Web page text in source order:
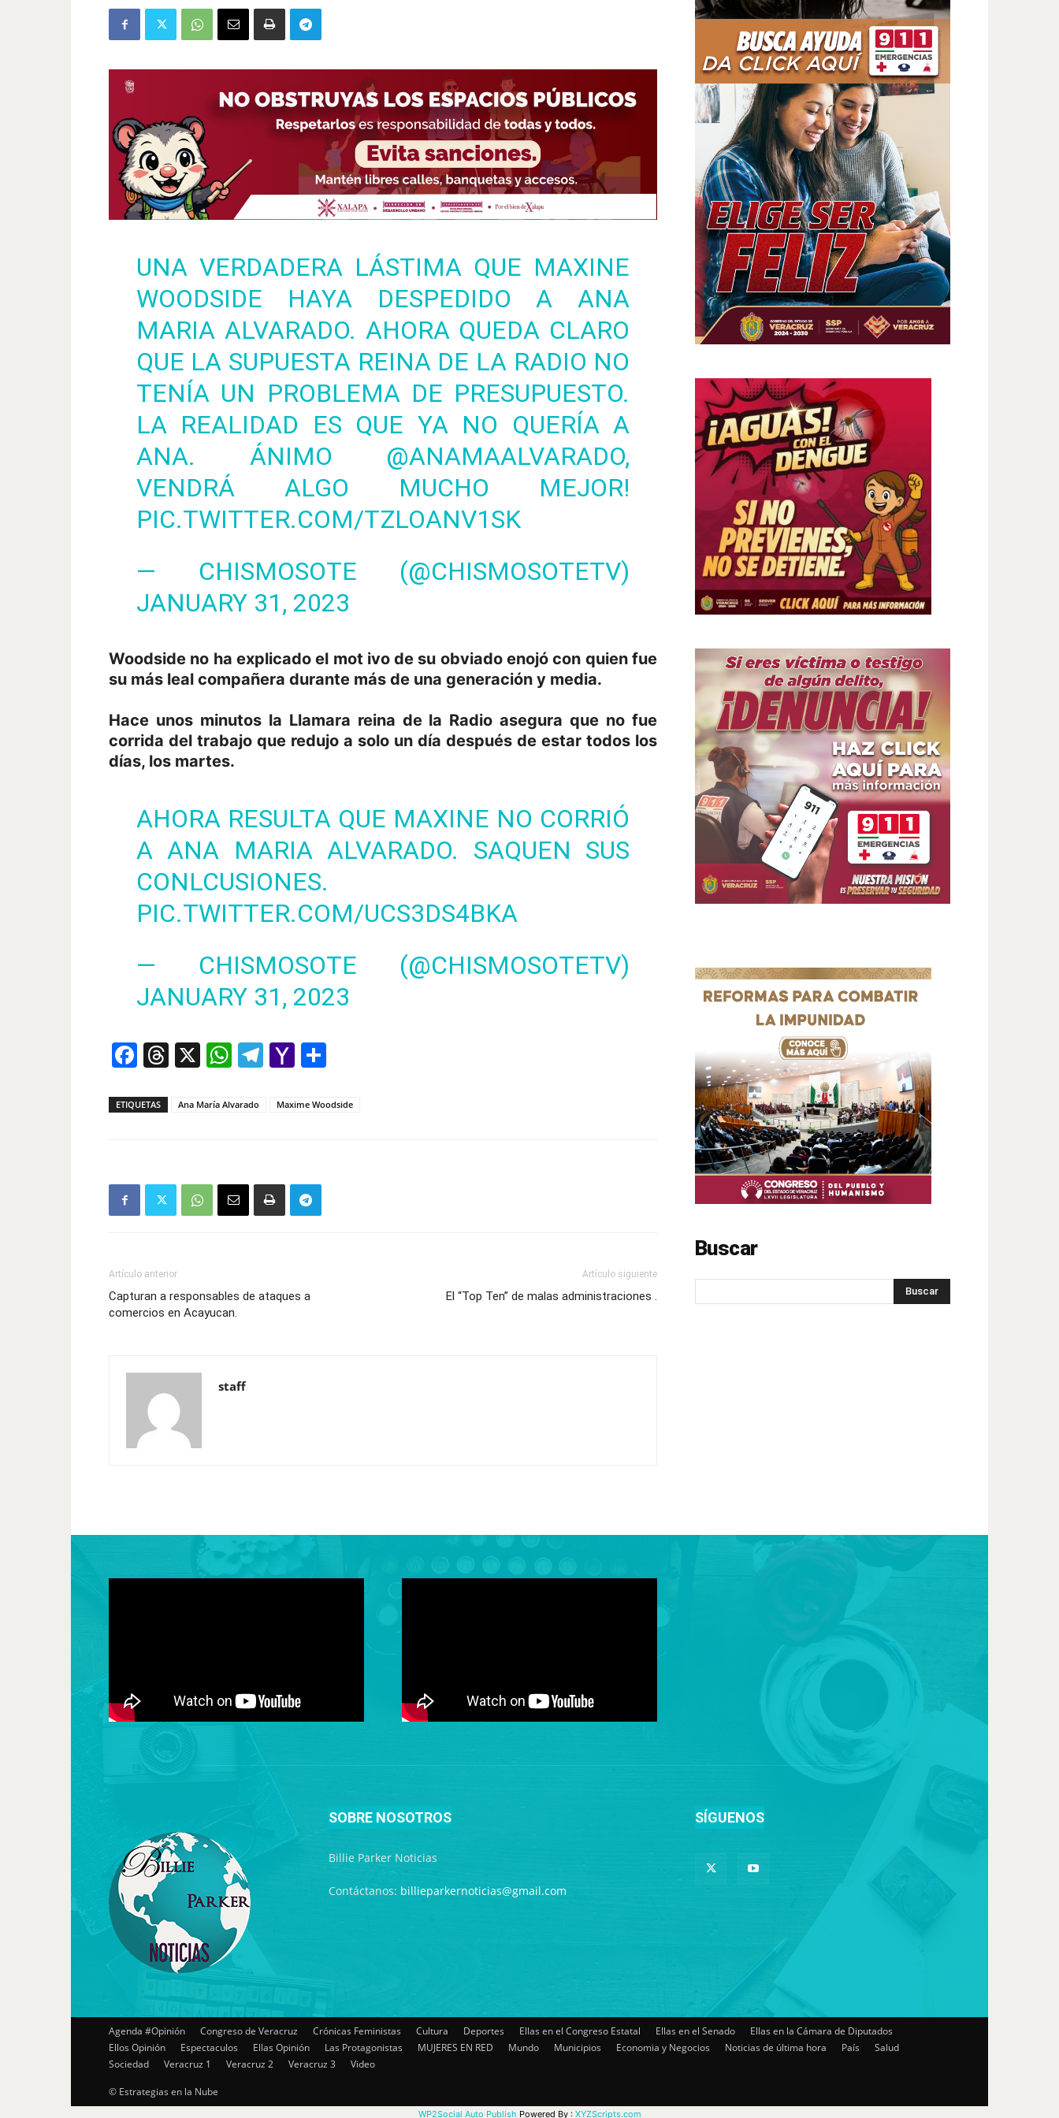
UNA VERDADERA LÁSTIMA QUE MAXINE
WOODSIDE HAYA DESPEDIDO A ANA
MARIA ALVARADO. AHORA QUEDA CLARO
QUE LA SUPUESTA REINA DE LA RADIO NO
TENÍA UN PROBLEMA DE PRESUPUESTO.
LA REALIDAD ES QUE YA NO QUERÍA A
ANA. ÁNIMO @ANAMAALVARADO,
VENDRÁ ALGO MUCHO MEJOR!
PIC.TWITTER.COM/TZLOANV1SK
— CHISMOSOTE (@CHISMOSOTETV)
JANUARY 31, 2023
Woodside no ha explicado el mot ivo de su obviado enojó con quien fue
su más leal compañera durante más de una generación y media.
Hace unos minutos la Llamara reina de la Radio asegura que no fue
corrida del trabajo que redujo a solo un día después de estar todos los
días, los martes.
AHORA RESULTA QUE MAXINE NO CORRIÓ
A ANA MARIA ALVARADO. SAQUEN SUS
CONLCUSIONES.
PIC.TWITTER.COM/UCS3DS4BKA
— CHISMOSOTE (@CHISMOSOTETV)
JANUARY 31, 2023
Facebook
Threads
X WhatsApp
Telegram
Yahoo
ETIQUETAS Ana María Alvarado Maxime Woodside
Artículo anterior
Capturan a responsables de ataques a
comercios en Acayucan.
Artículo siguiente
El “Top Ten” de malas administraciones .
staff
Buscar
SOBRE NOSOTROS
Billie Parker Noticias
Contáctanos: billieparkernoticias@gmail.com
SÍGUENOS
Agenda #Opinión Congreso de Veracruz Crónicas Feministas Cultura Deportes Ellas en el Congreso Estatal Ellas en el Senado
Ellas en la Cámara de Diputados
Ellos Opinión
Espectaculos Ellas Opinión Las Protagonistas MUJERES EN RED Mundo Municipios Economia y Negocios Noticias de última hora País
Salud
Sociedad
Veracruz 1 Veracruz 2 Veracruz 3 Video
© Estrategias en la Nube
WP2Social Auto Publish Powered By : XYZScripts.com